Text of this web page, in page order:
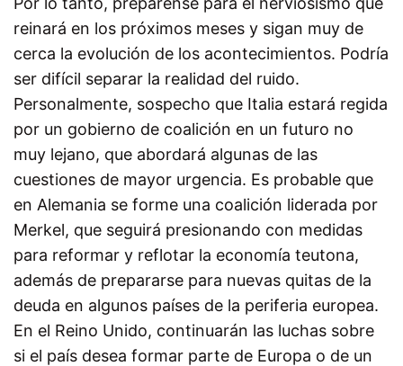
reinará en los próximos meses y sigan muy de
cerca la evolución de los acontecimientos. Podría
ser difícil separar la realidad del ruido.
Personalmente, sospecho que Italia estará regida
por un gobierno de coalición en un futuro no
muy lejano, que abordará algunas de las
cuestiones de mayor urgencia. Es probable que
en Alemania se forme una coalición liderada por
Merkel, que seguirá presionando con medidas
para reformar y reflotar la economía teutona,
además de prepararse para nuevas quitas de la
deuda en algunos países de la periferia europea.
En el Reino Unido, continuarán las luchas sobre
si el país desea formar parte de Europa o de un